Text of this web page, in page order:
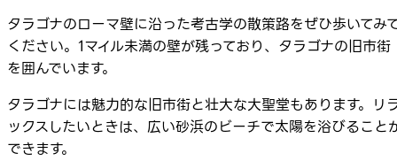
タラゴナのローマ壁に沿った考古学の散策路をぜひ歩いてみ
ください。1マイル未満の壁が残っており、タラゴナの旧市街
を囲んでいます。
タラゴナには魅力的な旧市街と壮大な大聖堂もあります。リ
ックスしたいときは、広い砂浜のビーチで太陽を浴びること
できます。